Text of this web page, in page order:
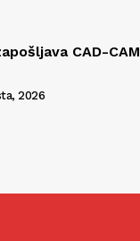
CAD-CAM
2026